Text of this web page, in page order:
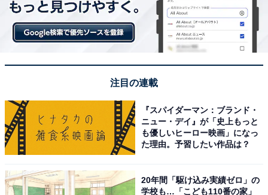
注目の連載
『スパイダーマン：ブランド・
ニュー・デイ』が「史上もっと
も優しいヒーロー映画」になっ
た理由。予習したい作品は？
20年間「駆け込み実績ゼロ」の
学校も…「こども110番の家」